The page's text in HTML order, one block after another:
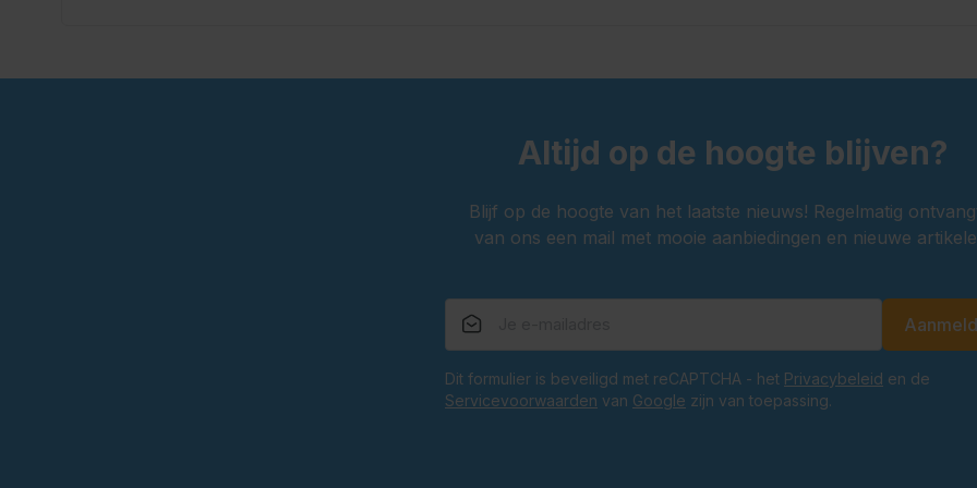
Altijd op de hoogte blijven?
Blijf op de hoogte van het laatste nieuws! Regelmatig
van ons een mail met mooie aanbiedingen en nieuwe
Dit formulier is beveiligd met reCAPTCHA - het Privacybeleid en de
Servicevoorwaarden van Google zijn van toepassing.